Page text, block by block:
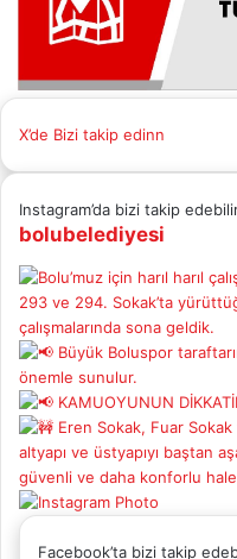
X’de Bizi takip edinn
Instagram’da bizi takip
bolubelediyesi
Facebook’ta bizi takip